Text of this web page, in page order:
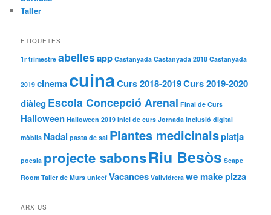
Taller
ETIQUETES
1r trimestre abellesapp Castanyada Castanyada 2018 Castanyada
2019 cinemacuinaCurs 2018-2019Curs 2019-2020
diàleg Escola Concepció Arenal Final de Curs
Halloween Halloween 2019 Inici de curs Jornada inclusió digital
mòbils Nadal pasta de sal Plantes medicinalsplatja
poesia projecte sabonsRiu Besòs Scape
Room Taller de Murs unicef Vacances Vallvidrera we make pizza
ARXIUS